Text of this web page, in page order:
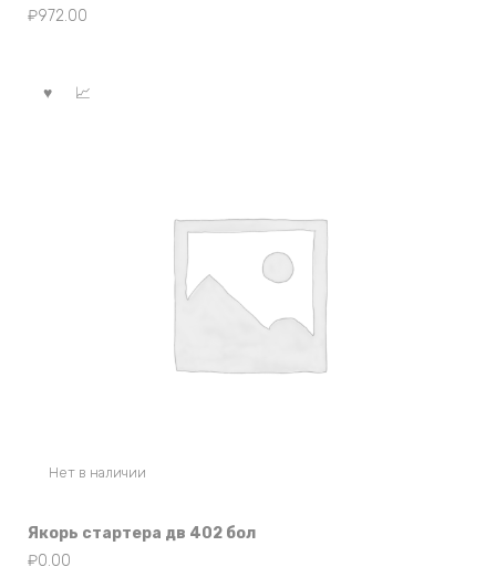
₽972.00
Нет в наличии
Якорь стартера дв 402 бол
₽0.00